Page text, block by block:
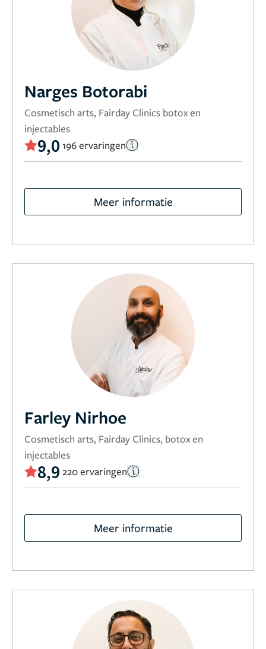
Narges Botorabi
Cosmetisch arts, Fairday Clinics botox en
injectables
9,0 196 ervaringen
Meer informatie
Farley Nirhoe
Cosmetisch arts, Fairday Clinics, botox en
injectables
8,9 220 ervaringen
Meer informatie